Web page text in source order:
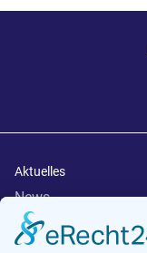
Aktuelles
News
Termine